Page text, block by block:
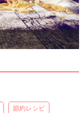
節約レシピ